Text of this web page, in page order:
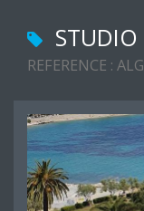
REFERENCE : ALG